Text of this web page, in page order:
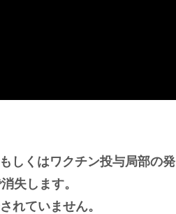
しくはワクチン投与局部の発
失します。
れていません。